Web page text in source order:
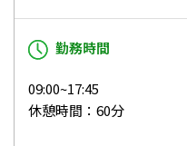
勤務時間
09:00~17:45
休憩時間：60分